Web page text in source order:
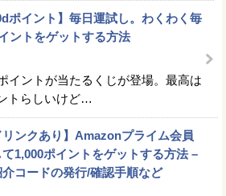
ポイント】毎日運試し。わくわく毎
ントをゲットする方法
イントが当たるくじが登場。最高は
トらしいけど…
リンクあり】Amazonプライム会員
1,000ポイントをゲットする方法 –
コードの発行/確認手順など